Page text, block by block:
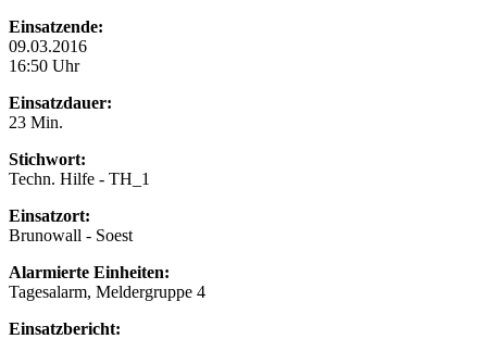
Einsatzende:
09.03.2016
16:50 Uhr
Einsatzdauer:
23 Min.
Stichwort:
Techn. Hilfe - TH_1
Einsatzort:
Brunowall - Soest
Alarmierte Einheiten:
Tagesalarm, Meldergruppe 4
Einsatzbericht: